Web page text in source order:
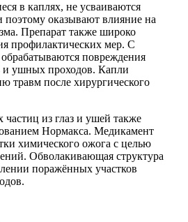
в каплях, не усваиваются
поэтому оказывают влияние на
Препарат также широко
профилактических мер. С
повреждения
и ушных проходов. Капли
травм после хирургического
из глаз и ушей также
Нормакса. Медикамент
химического ожога с целью
Обволакивающая структура
поражённых участков